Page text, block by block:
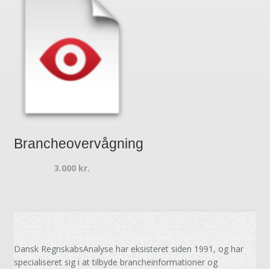
Brancheovervågning
3.000 kr.
Dansk RegnskabsAnalyse har eksisteret siden 1991, og har
specialiseret sig i at tilbyde brancheinformationer og